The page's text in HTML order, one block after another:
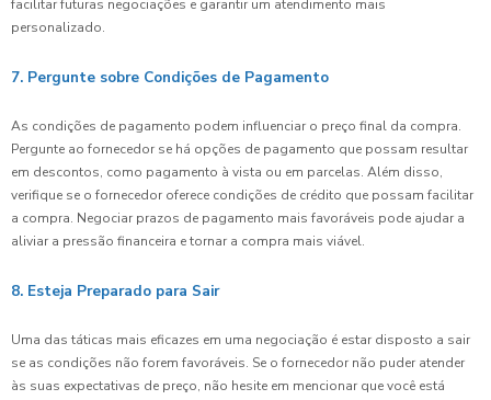
facilitar futuras negociações e garantir um atendimento mais
personalizado.
7. Pergunte sobre Condições de Pagamento
As condições de pagamento podem influenciar o preço final da compra.
Pergunte ao fornecedor se há opções de pagamento que possam resultar
em descontos, como pagamento à vista ou em parcelas. Além disso,
verifique se o fornecedor oferece condições de crédito que possam facilitar
a compra. Negociar prazos de pagamento mais favoráveis pode ajudar a
aliviar a pressão financeira e tornar a compra mais viável.
8. Esteja Preparado para Sair
Uma das táticas mais eficazes em uma negociação é estar disposto a sair
se as condições não forem favoráveis. Se o fornecedor não puder atender
às suas expectativas de preço, não hesite em mencionar que você está